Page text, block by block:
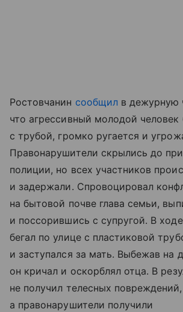
Ростовчанин сообщилв дежурную
что агрессивный молодой человек
с трубой, громко ругается и
Правонарушители скрылись до
полиции, но всех участников
и задержали. Спровоцировал
на бытовой почве глава семьи,
и поссорившись с супругой. В
бегал по улице с пластиковой
и заступался за мать. Выбежав на
он кричал и оскорблял отца. В
не получил телесных повреждений,
а правонарушители получили